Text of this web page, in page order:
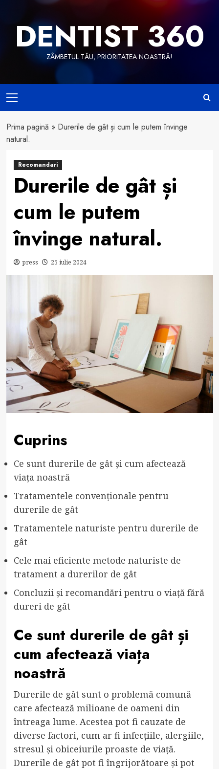
contentDENTIST 360
ZÂMBETUL TĂU, PRIORITATEA NOASTRĂ!
Menu
Prima pagină » Durerile de gât și cum le putem învinge
natural.
Recomandari
Durerile de gât și
cum le putem
învinge natural.
press 25 iulie 2024
Cuprins
Ce sunt durerile de gât și cum afectează
viața noastră
Tratamentele convenționale pentru
durerile de gât
Tratamentele naturiste pentru durerile de
gât
Cele mai eficiente metode naturiste de
tratament a durerilor de gât
Concluzii și recomandări pentru o viață fără
dureri de gât
Ce sunt durerile de gât și
cum afectează viața
noastră
Durerile de gât sunt o problemă comună
care afectează milioane de oameni din
întreaga lume. Acestea pot fi cauzate de
diverse factori, cum ar fi infecțiile, alergiile,
stresul și obiceiurile proaste de viață.
Durerile de gât pot fi îngrijorătoare și pot